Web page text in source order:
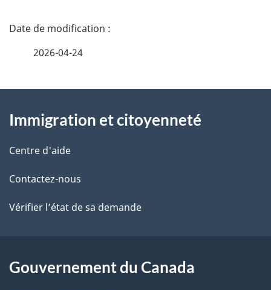
D
i
l
s
d
l
2026-04-24
propos
de
ce
site
Immigration et citoyenneté
Centre d'aide
Contactez-nous
Vérifier l’état de sa demande
Gouvernement du Canada